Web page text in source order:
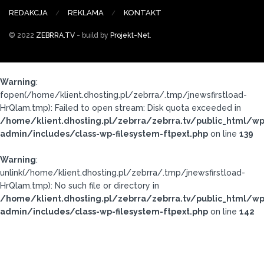
REDAKCJA REKLAMA KONTAKT
© 2022 ZEBRRA.TV - build by Projekt-Net.
Warning:
fopen(/home/klient.dhosting.pl/zebrra/.tmp/jnewsfirstload-
HrQlam.tmp): Failed to open stream: Disk quota exceeded in
/home/klient.dhosting.pl/zebrra/zebrra.tv/public_html/
admin/includes/class-wp-filesystem-ftpext.php on line 139
Warning:
unlink(/home/klient.dhosting.pl/zebrra/.tmp/jnewsfirstload-
HrQlam.tmp): No such file or directory in
/home/klient.dhosting.pl/zebrra/zebrra.tv/public_html/
admin/includes/class-wp-filesystem-ftpext.php on line 142